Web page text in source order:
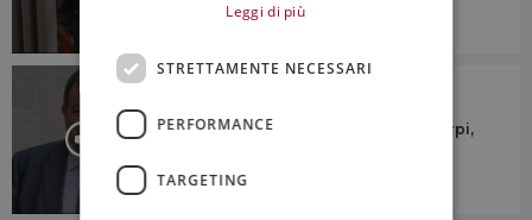
generalizzazioni su taglio rese o estirpi,
Leggi di più
STRETTAMENTE NECESSARI
PERFORMANCE
TARGETING